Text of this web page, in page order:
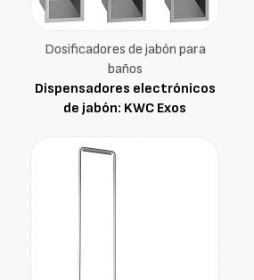
Dosificadores de jabón para
baños
Dispensadores electrónicos
de jabón: KWC Exos